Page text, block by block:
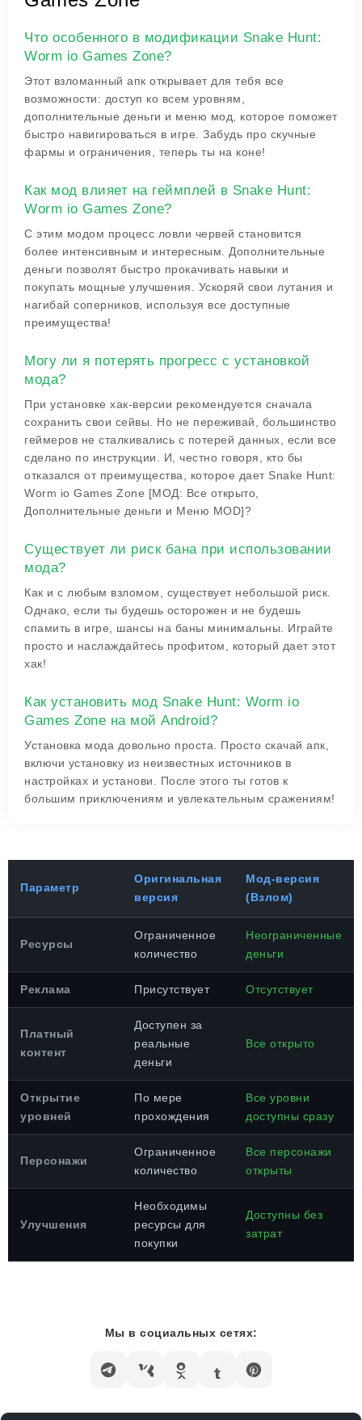
Что особенного в модификации Snake Hunt:
Worm io Games Zone?
Этот взломанный апк открывает для тебя все
возможности: доступ ко всем уровням,
дополнительные деньги и меню мод, которое поможет
быстро навигироваться в игре. Забудь про скучные
фармы и ограничения, теперь ты на коне!
Как мод влияет на геймплей в Snake Hunt:
Worm io Games Zone?
С этим модом процесс ловли червей становится
более интенсивным и интересным. Дополнительные
деньги позволят быстро прокачивать навыки и
покупать мощные улучшения. Ускоряй свои лутания и
нагибай соперников, используя все доступные
преимущества!
Могу ли я потерять прогресс с установкой
мода?
При установке хак-версии рекомендуется сначала
сохранить свои сейвы. Но не переживай, большинство
геймеров не сталкивались с потерей данных, если все
сделано по инструкции. И, честно говоря, кто бы
отказался от преимущества, которое дает Snake Hunt:
Worm io Games Zone [МОД: Все открыто,
Дополнительные деньги и Меню MOD]?
Существует ли риск бана при использовании
мода?
Как и с любым взломом, существует небольшой риск.
Однако, если ты будешь осторожен и не будешь
спамить в игре, шансы на баны минимальны. Играйте
просто и наслаждайтесь профитом, который дает этот
хак!
Как установить мод Snake Hunt: Worm io
Games Zone на мой Android?
Установка мода довольно проста. Просто скачай апк,
включи установку из неизвестных источников в
настройках и установи. После этого ты готов к
большим приключениям и увлекательным сражениям!
Параметр
Оригинальная
версия
Мод-версия
(Взлом)
Ресурсы
Ограниченное
количество
Неограниченные
деньги
Реклама Присутствует Отсутствует
Платный
контент
Доступен за
реальные
деньги
Все открыто
Открытие
уровней
По мере
прохождения
Все уровни
доступны сразу
Персонажи
Ограниченное
количество
Все персонажи
открыты
Улучшения
Необходимы
ресурсы для
покупки
Доступны без
затрат
Мы в социальных сетях: